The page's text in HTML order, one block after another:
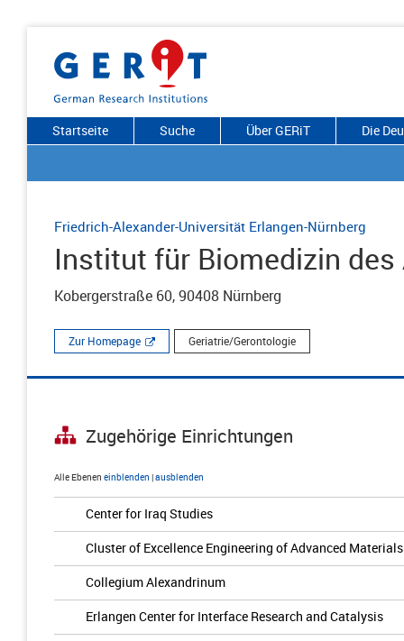
Startseite Suche Über GERiT Die
Friedrich-Alexander-Universität Erlangen-Nürnberg
Institut für Biomedizin
Kobergerstraße 60, 90408 Nürnberg
Zur Homepage Geriatrie/Gerontologie
Zugehörige Einrichtungen
Alle Ebenen einblenden |ausblenden
Center for Iraq Studies
Cluster of Excellence Engineering of Advanced Materials
Collegium Alexandrinum
Erlangen Center for Interface Research and Catalysis